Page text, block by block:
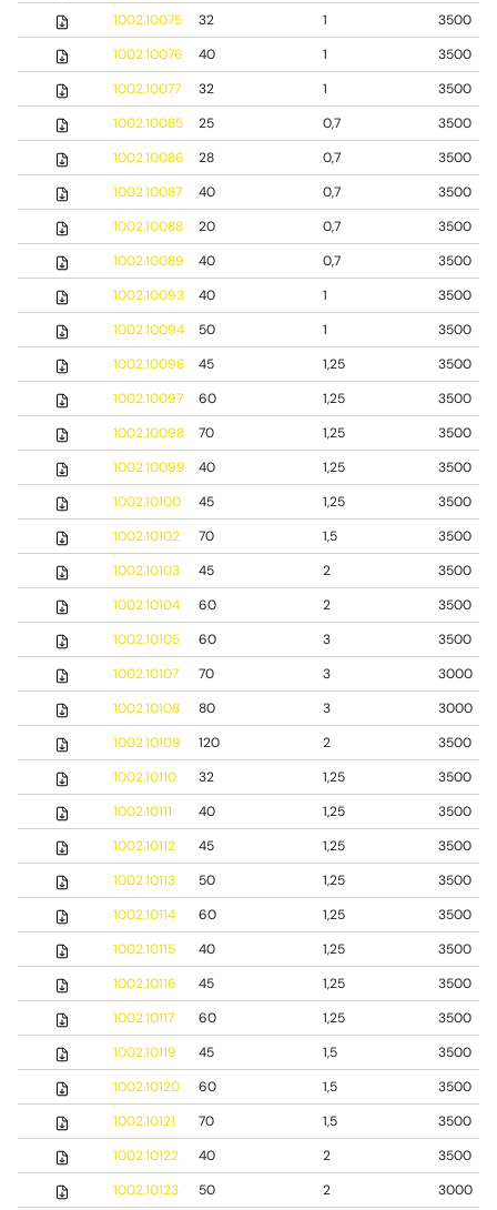
1002.10075
32 1
3500
1002.10076
40 1
3500
1002.10077
32 1
3500
1002.10085
25 0,7
3500
1002.10086
28 0,7
3500
1002.10087
40 0,7
3500
1002.10088
20 0,7
3500
1002.10089
40 0,7
3500
1002.10093
40 1
3500
1002.10094
50 1
3500
1002.10096
45 1,25
3500
1002.10097
60 1,25
3500
1002.10098
70 1,25
3500
1002.10099
40 1,25
3500
1002.10100
45 1,25
3500
1002.10102
70 1,5
3500
1002.10103
45 2
3500
1002.10104
60 2
3500
1002.10105
60 3
3500
1002.10107
70 3
3000
1002.10108
80 3
3000
1002.10109
120 2
3500
1002.10110
32 1,25
3500
1002.10111
40 1,25
3500
1002.10112
45 1,25
3500
1002.10113
50 1,25
3500
1002.10114
60 1,25
3500
1002.10115
40 1,25
3500
1002.10116
45 1,25
3500
1002.10117
60 1,25
3500
1002.10119
45 1,5
3500
1002.10120
60 1,5
3500
1002.10121
70 1,5
3500
1002.10122
40 2
3500
1002.10123
50 2
3000